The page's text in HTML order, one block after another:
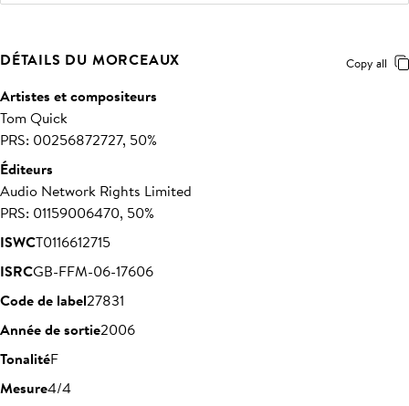
DÉTAILS DU MORCEAUX Copy all
Artistes et compositeurs
Tom Quick
PRS: 00256872727, 50%
Éditeurs
Audio Network Rights Limited
PRS: 01159006470, 50%
ISWCT0116612715
ISRCGB-FFM-06-17606
Code de label27831
Année de sortie2006
TonalitéF
Mesure4/4